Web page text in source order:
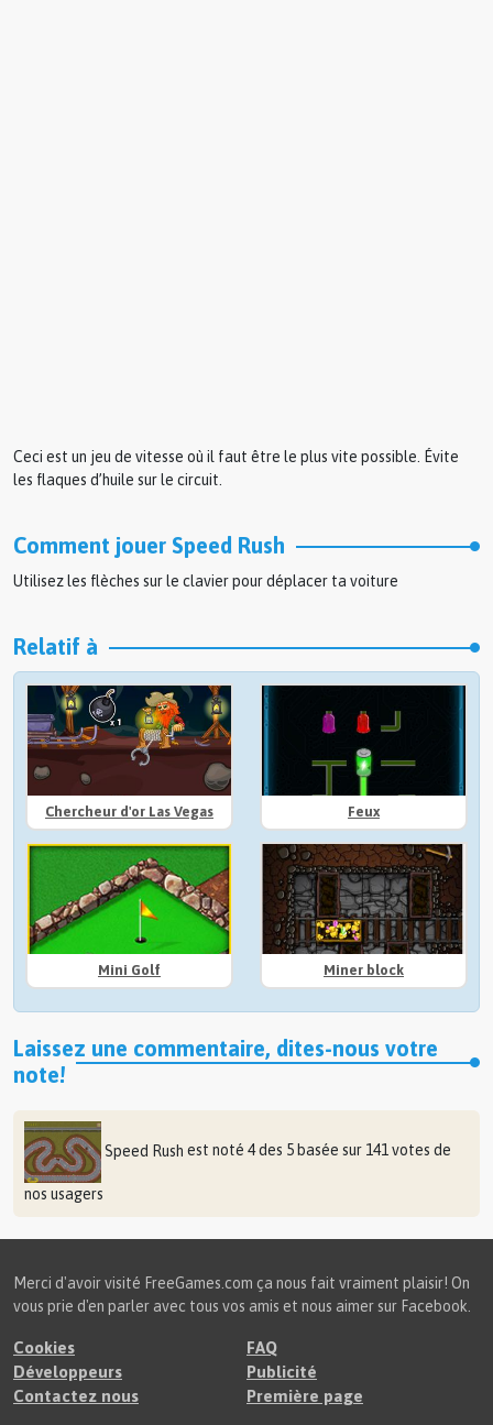
Ceci est un jeu de vitesse où il faut être le plus vite possible. Évite
les flaques d’huile sur le circuit.
Comment jouer Speed Rush
Utilisez les flèches sur le clavier pour déplacer ta voiture
Relatif à
Chercheur d'or Las Vegas Feux
Mini Golf Miner block
Laissez une commentaire, dites-nous votre
note!
Speed Rush est noté 4des 5 basée sur 141votes de
nos usagers
Merci d'avoir visité FreeGames.com ça nous fait vraiment plaisir! On
vous prie d'en parler avec tous vos amis et nous aimer sur Facebook.
Cookies
FAQ
Développeurs
Publicité
Contactez nous
Première page